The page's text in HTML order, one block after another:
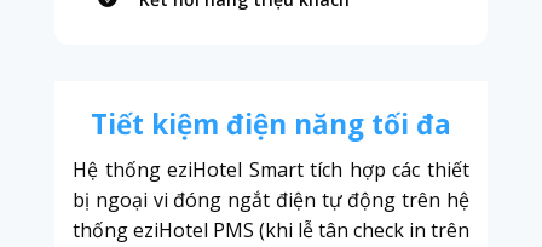
Tiết kiệm điện năng tối đa
Hệ thống eziHotel Smart tích hợp các thiết
bị ngoại vi đóng ngắt điện tự động trên hệ
thống eziHotel PMS (khi lễ tân check in trên